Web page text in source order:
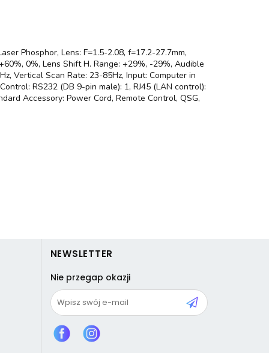
Phosphor, Lens: F=1.5-2.08, f=17.2-27.7mm,
0%, Lens Shift H. Range: +29%, -29%, Audible
Vertical Scan Rate: 23-85Hz, Input: Computer in
RS232 (DB 9-pin male): 1, RJ45 (LAN control):
Accessory: Power Cord, Remote Control, QSG,
NEWSLETTER
Nie przegap okazji